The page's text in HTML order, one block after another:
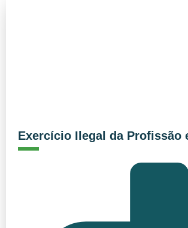
Exercício Ilegal da Profissão